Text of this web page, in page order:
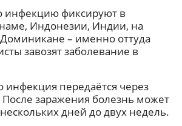
инфекцию фиксируют в
Индонезии, Индии, на
– именно оттуда
завозят заболевание в
инфекция передаётся через
заражения болезнь может
дней до двух недель.